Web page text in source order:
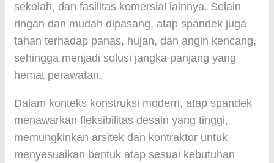
sekolah, dan fasilitas komersial lainnya. Selain
ringan dan mudah dipasang, atap spandek juga
tahan terhadap panas, hujan, dan angin kencang,
sehingga menjadi solusi jangka panjang yang
hemat perawatan.
Dalam konteks konstruksi modern, atap spandek
menawarkan fleksibilitas desain yang tinggi,
memungkinkan arsitek dan kontraktor untuk
menyesuaikan bentuk atap sesuai kebutuhan